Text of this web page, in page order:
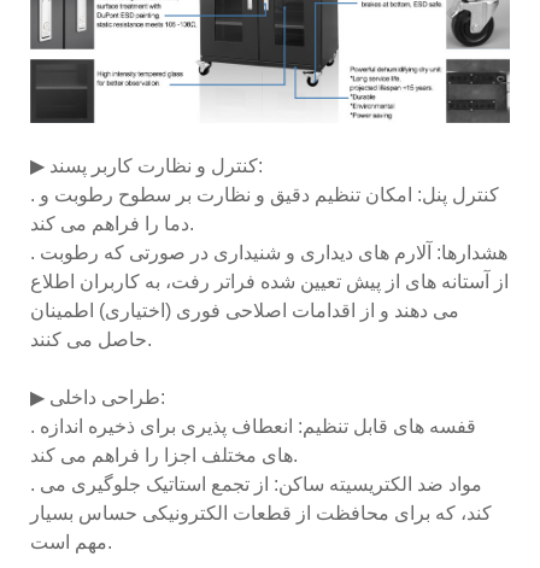
▶ کنترل و نظارت کاربر پسند:
. کنترل پنل: امکان تنظیم دقیق و نظارت بر سطوح رطوبت و
دما را فراهم می کند.
. هشدارها: آلارم های دیداری و شنیداری در صورتی که رطوبت
از آستانه های از پیش تعیین شده فراتر رفت، به کاربران اطلاع
می دهند و از اقدامات اصلاحی فوری (اختیاری) اطمینان
حاصل می کنند.
▶ طراحی داخلی:
. قفسه های قابل تنظیم: انعطاف پذیری برای ذخیره اندازه
های مختلف اجزا را فراهم می کند.
. مواد ضد الکتریسیته ساکن: از تجمع استاتیک جلوگیری می
کند، که برای محافظت از قطعات الکترونیکی حساس بسیار
مهم است.